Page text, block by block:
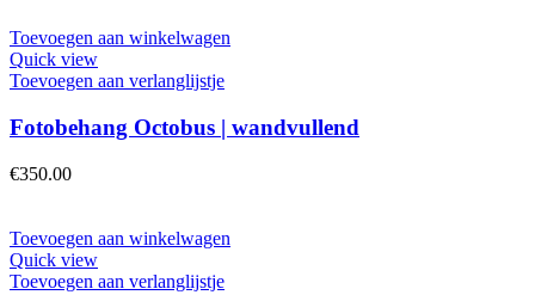
Toevoegen aan winkelwagen
Quick view
Toevoegen aan verlanglijstje
Fotobehang Octobus | wandvullend
€350.00
Toevoegen aan winkelwagen
Quick view
Toevoegen aan verlanglijstje